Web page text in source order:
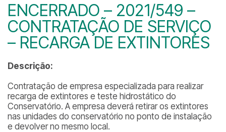
ENCERRADO – 2021/549 –
CONTRATAÇÃO DE SERVIÇO
– RECARGA DE EXTINTORES
Descrição:
Contratação de empresa especializada para realizar
recarga de extintores e teste hidrostático do
Conservatório. A empresa deverá retirar os extintores
nas unidades do conservatório no ponto de instalação
e devolver no mesmo local.